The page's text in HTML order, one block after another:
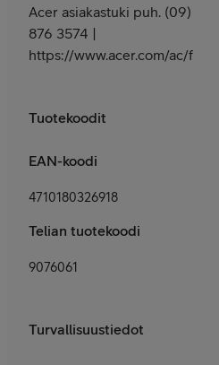
Acer asiakastuki puh. (09)
876 3574 |
https://www.acer.com/ac/fi/
Tuotekoodit
EAN-koodi
4710180326918
Telian tuotekoodi
9076061
Turvallisuustiedot